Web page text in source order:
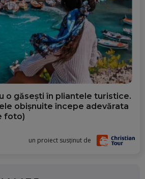
o găsești în pliantele turistice.
obișnuite începe adevărata
foto)
un proiect susținut de